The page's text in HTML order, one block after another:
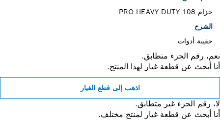
حزام PRO HEAVY DUTY 108
الشرح
حقيبة أدوات
رقم الجزء متطابق.
أبحث عن قطعة غيار لهذا المنتج.
اذهب إلى قطع الغيار
رقم الجزء غير متطابق.
أبحث عن قطعة غيار لمنتج مختلف.